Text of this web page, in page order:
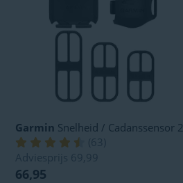
Garmin Snelheid / Cadanssensor 2
(63
Adviesprijs 69,99
66,95